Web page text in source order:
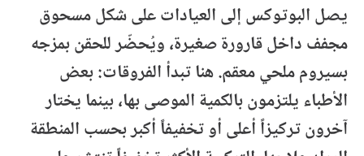
يصل البوتوكس إلى العيادات على شكل مسحوق
مجفف داخل قارورة صغيرة، ويُحضّر للحقن بمزجه
بسيروم ملحي معقم. هنا تبدأ الفروقات: بعض
الأطباء يلتزمون بالكمية الموصى بها، بينما يختار
آخرون تركيزاً أعلى أو تخفيفاً أكبر بحسب المنطقة